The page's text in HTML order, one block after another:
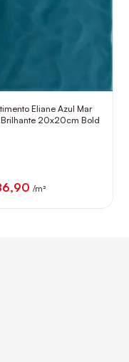
Eliane Azul Mar
20x20cm Bold
/m²